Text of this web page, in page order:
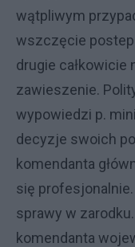
wątpliwym
wszczęcie
drugie całkowicie
zawieszenie.
wypowiedzi p.
decyzje swoich
komendanta
się profesjonalnie.
sprawy w
komendanta